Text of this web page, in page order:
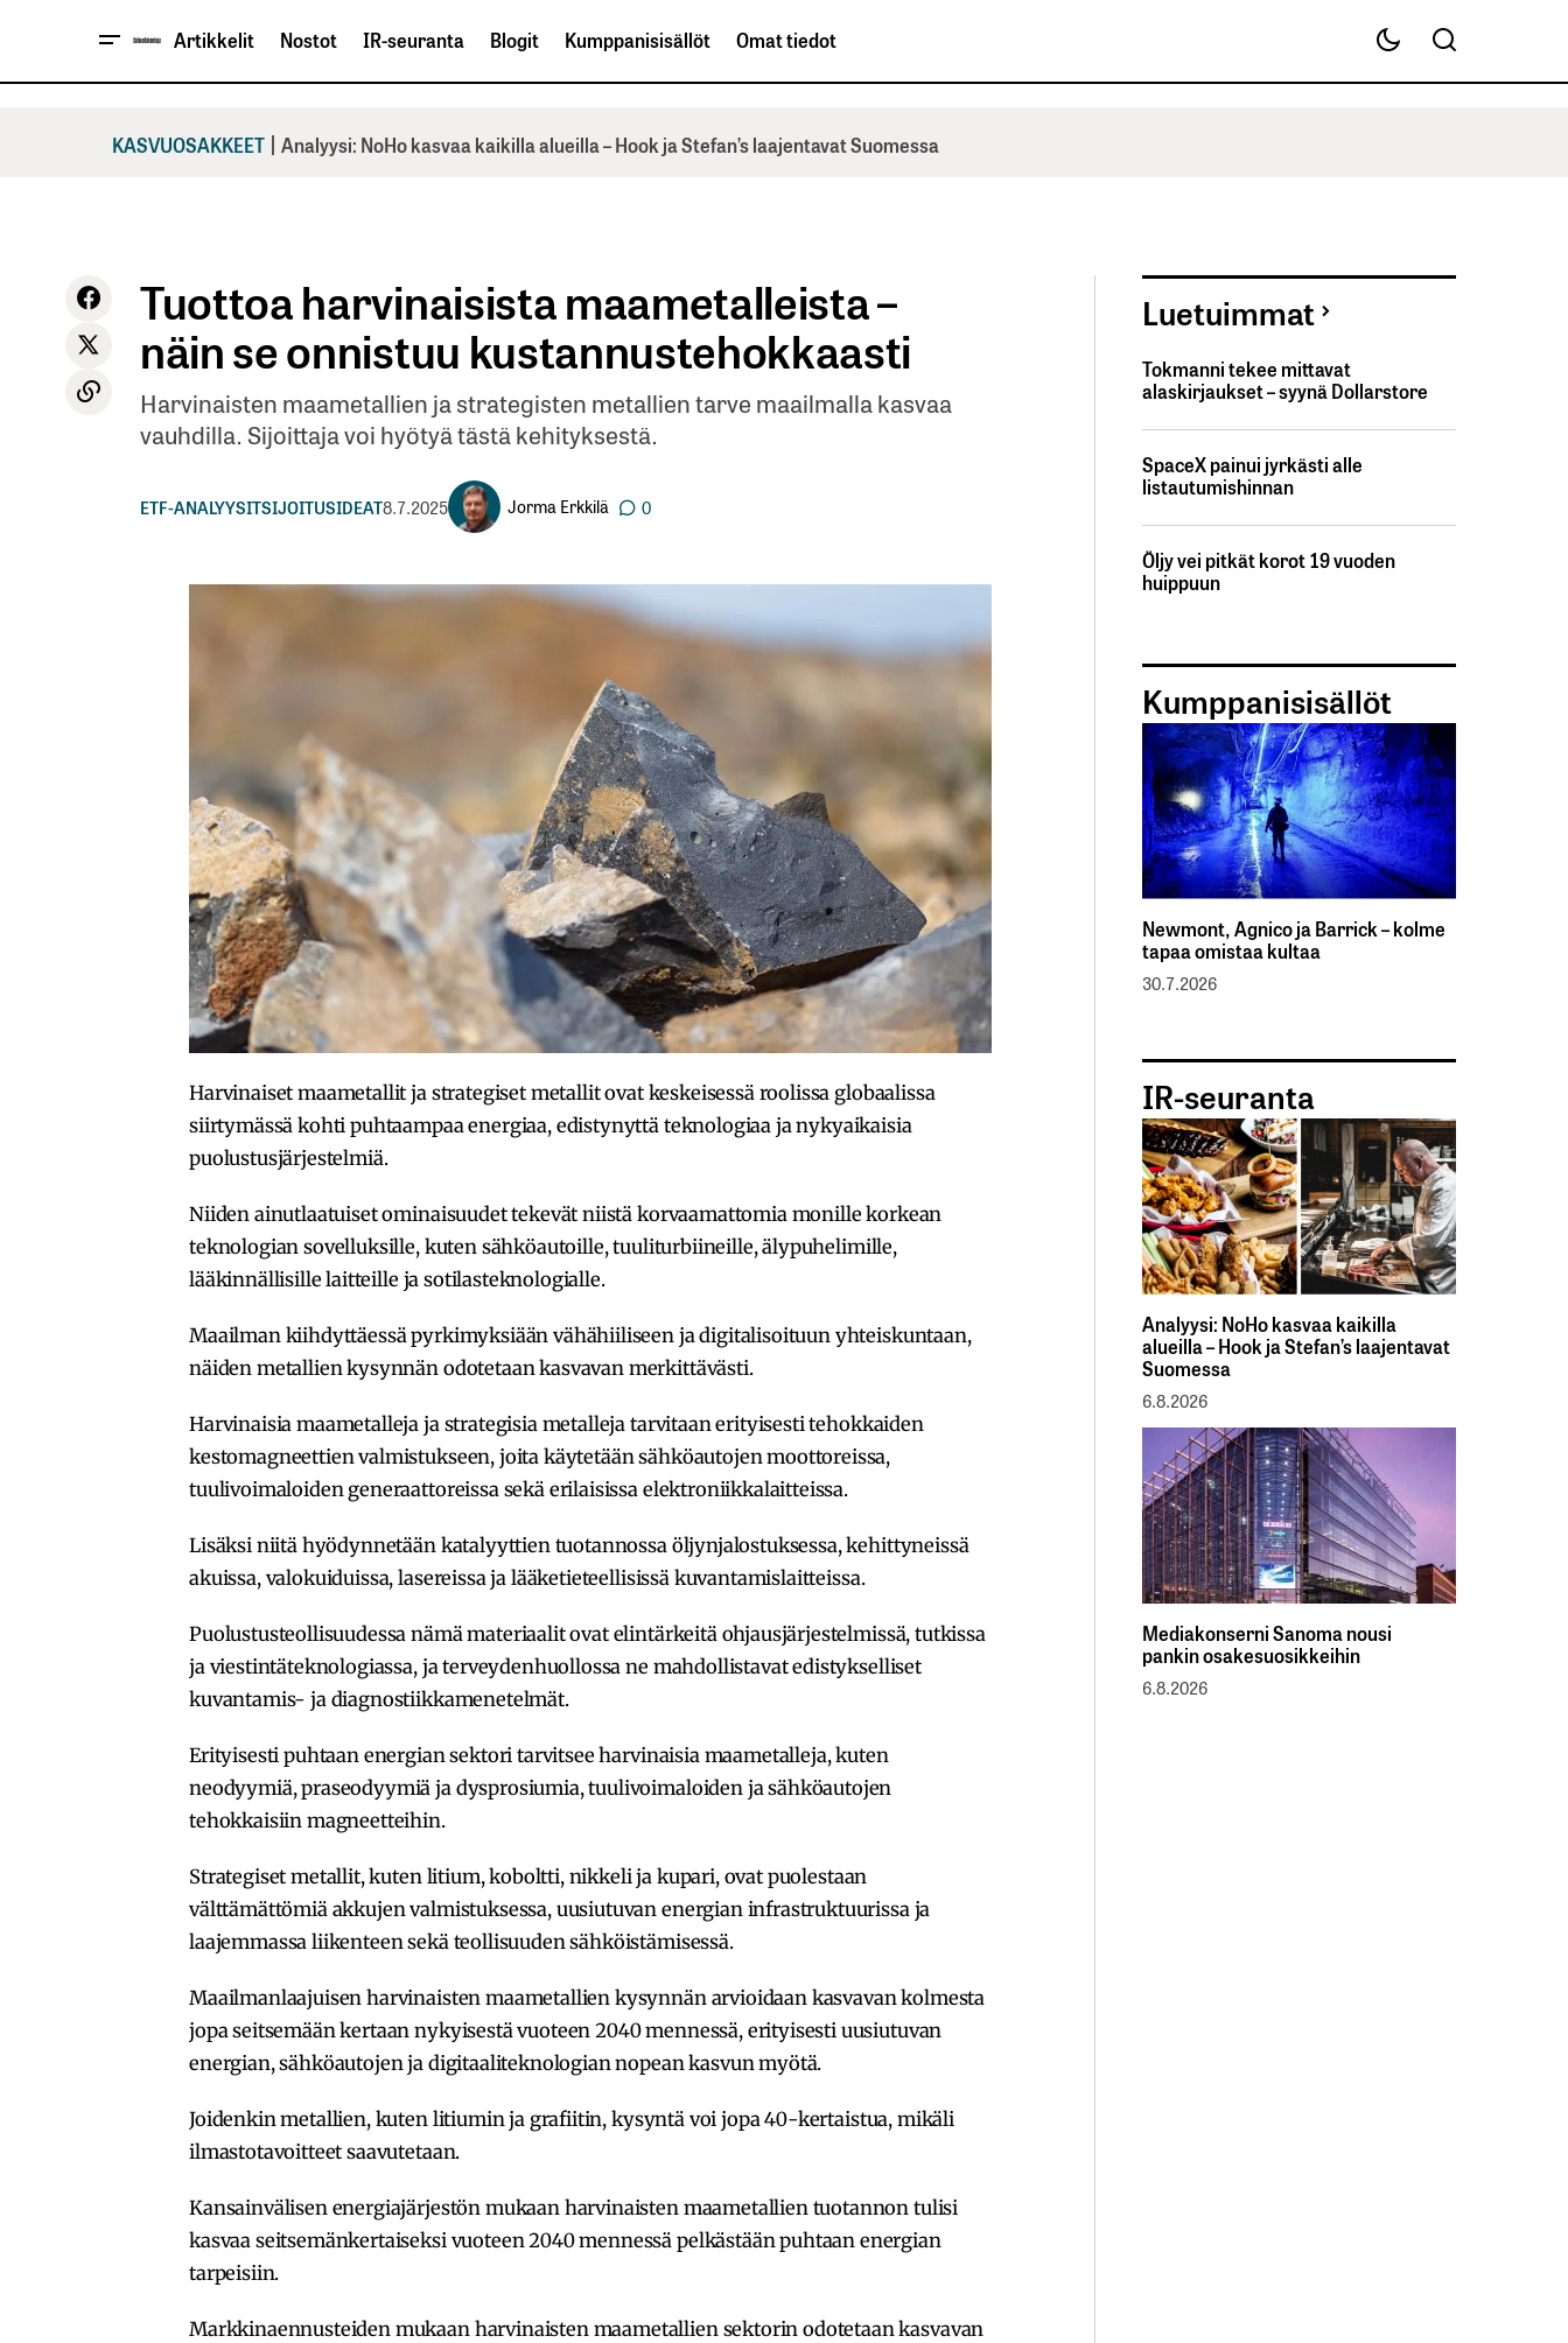
Artikkelit Nostot IR-seuranta Blogit Kumppanisisällöt Omat tiedot
KASVUOSAKKEET | Analyysi: NoHo kasvaa kaikilla alueilla – Hook ja Stefan’s laajentavat Suomessa
Tuottoa harvinaisista maametalleista –
näin se onnistuu kustannustehokkaasti
Harvinaisten maametallien ja strategisten metallien tarve maailmalla kasvaa
vauhdilla. Sijoittaja voi hyötyä tästä kehityksestä.
ETF-ANALYYSITSIJOITUSIDEAT8.7.2025 Jorma Erkkilä 0
Harvinaiset maametallit ja strategiset metallit ovat keskeisessä roolissa globaalissa
siirtymässä kohti puhtaampaa energiaa, edistynyttä teknologiaa ja nykyaikaisia
puolustusjärjestelmiä.
Niiden ainutlaatuiset ominaisuudet tekevät niistä korvaamattomia monille korkean
teknologian sovelluksille, kuten sähköautoille, tuuliturbiineille, älypuhelimille,
lääkinnällisille laitteille ja sotilasteknologialle.
Maailman kiihdyttäessä pyrkimyksiään vähähiiliseen ja digitalisoituun yhteiskuntaan,
näiden metallien kysynnän odotetaan kasvavan merkittävästi.
Harvinaisia maametalleja ja strategisia metalleja tarvitaan erityisesti tehokkaiden
kestomagneettien valmistukseen, joita käytetään sähköautojen moottoreissa,
tuulivoimaloiden generaattoreissa sekä erilaisissa elektroniikkalaitteissa.
Lisäksi niitä hyödynnetään katalyyttien tuotannossa öljynjalostuksessa, kehittyneissä
akuissa, valokuiduissa, lasereissa ja lääketieteellisissä kuvantamislaitteissa.
Puolustusteollisuudessa nämä materiaalit ovat elintärkeitä ohjausjärjestelmissä, tutkissa
ja viestintäteknologiassa, ja terveydenhuollossa ne mahdollistavat edistykselliset
kuvantamis- ja diagnostiikkamenetelmät.
Erityisesti puhtaan energian sektori tarvitsee harvinaisia maametalleja, kuten
neodyymiä, praseodyymiä ja dysprosiumia, tuulivoimaloiden ja sähköautojen
tehokkaisiin magneetteihin.
Strategiset metallit, kuten litium, koboltti, nikkeli ja kupari, ovat puolestaan
välttämättömiä akkujen valmistuksessa, uusiutuvan energian infrastruktuurissa ja
laajemmassa liikenteen sekä teollisuuden sähköistämisessä.
Maailmanlaajuisen harvinaisten maametallien kysynnän arvioidaan kasvavan kolmesta
jopa seitsemään kertaan nykyisestä vuoteen 2040 mennessä, erityisesti uusiutuvan
energian, sähköautojen ja digitaaliteknologian nopean kasvun myötä.
Joidenkin metallien, kuten litiumin ja grafiitin, kysyntä voi jopa 40-kertaistua, mikäli
ilmastotavoitteet saavutetaan.
Kansainvälisen energiajärjestön mukaan harvinaisten maametallien tuotannon tulisi
kasvaa seitsemänkertaiseksi vuoteen 2040 mennessä pelkästään puhtaan energian
tarpeisiin.
Markkinaennusteiden mukaan harvinaisten maametallien sektorin odotetaan kasvavan
Luetuimmat
Tokmanni tekee mittavat
alaskirjaukset – syynä Dollarstore
SpaceX painui jyrkästi alle
listautumishinnan
Öljy vei pitkät korot 19 vuoden
huippuun
Kumppanisisällöt
Newmont, Agnico ja Barrick – kolme
tapaa omistaa kultaa
30.7.2026
IR-seuranta
Analyysi: NoHo kasvaa kaikilla
alueilla – Hook ja Stefan’s laajentavat
Suomessa
6.8.2026
Mediakonserni Sanoma nousi
pankin osakesuosikkeihin
6.8.2026